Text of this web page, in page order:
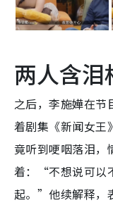
两人含泪
之后，李施嬅在节
着剧集《新闻女
竟听到哽咽落泪，
着：“不想说可以
起。”他续解释，